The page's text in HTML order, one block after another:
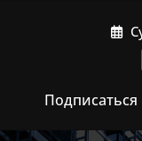
Подписаться